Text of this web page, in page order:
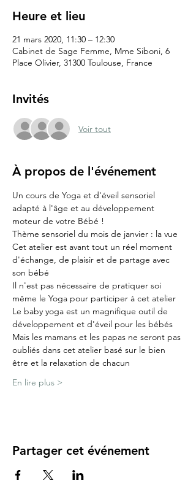
Heure et lieu
21 mars 2020, 11:30 – 12:30
Cabinet de Sage Femme, Mme Siboni, 6
Place Olivier, 31300 Toulouse, France
Invités
Voir tout
À propos de l'événement
Un cours de Yoga et d'éveil sensoriel
adapté à l'âge et au développement
moteur de votre Bébé !
Thème sensoriel du mois de janvier : la vue
Cet atelier est avant tout un réel moment
d'échange, de plaisir et de partage avec
son bébé
Il n'est pas nécessaire de pratiquer soi
même le Yoga pour participer à cet atelier
Le baby yoga est un magnifique outil de
développement et d'éveil pour les bébés
Mais les mamans et les papas ne seront pas
oubliés dans cet atelier basé sur le bien
être et la relaxation de chacun
En lire plus >
Partager cet événement